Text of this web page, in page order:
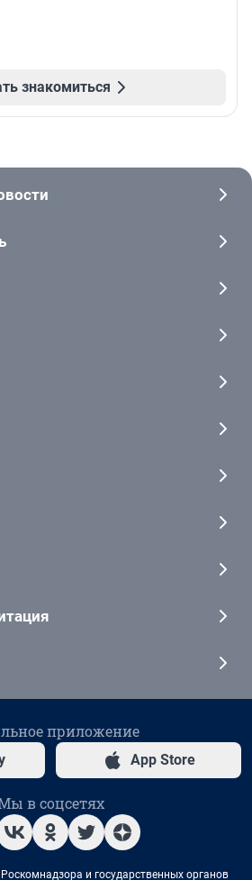
знакомиться
приложение
App Store
в соцсетях
и государственных органов